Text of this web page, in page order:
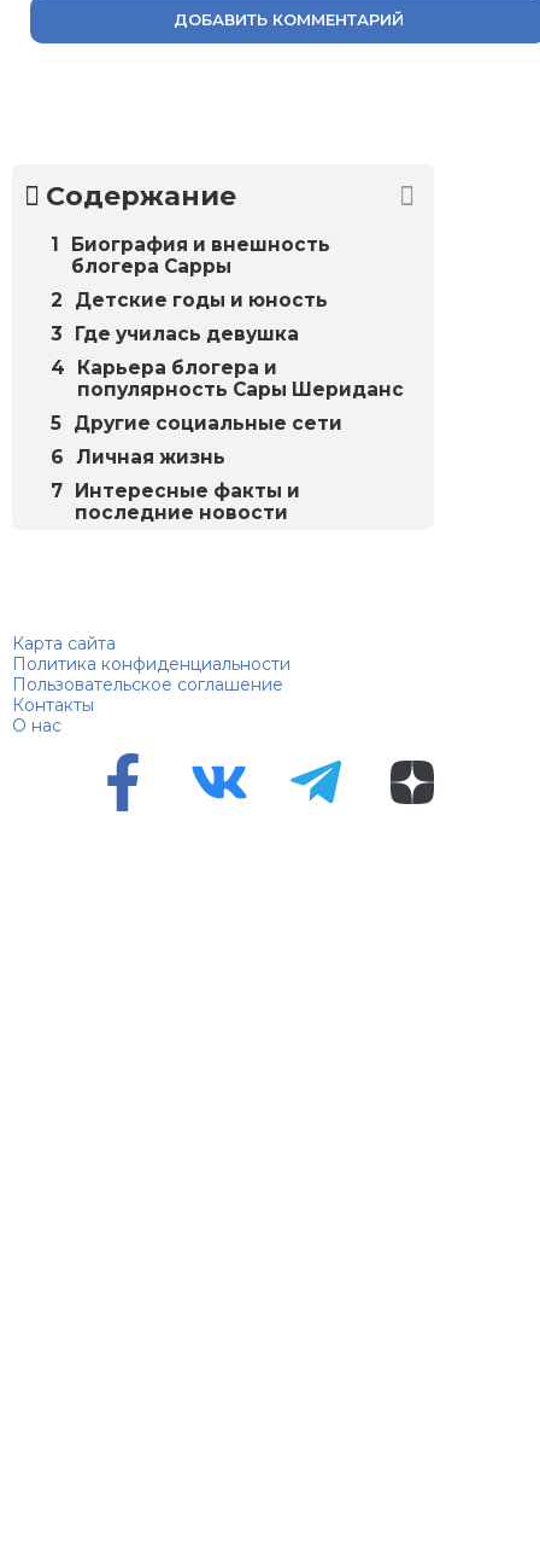
ДОБАВИТЬ КОММЕНТАРИЙ
Содержание
Биография и внешность
блогера Сарры
Детские годы и юность
Где училась девушка
Карьера блогера и
популярность Сары Шериданс
Другие социальные сети
Личная жизнь
Интересные факты и
последние новости
Карта сайта
Политика конфиденциальности
Пользовательское соглашение
Контакты
О нас